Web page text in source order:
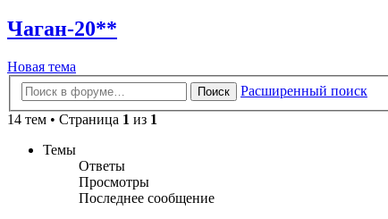
Чаган-20**
Новая тема
Поиск
Расширенный поиск
14 тем • Страница 1 из 1
Темы
Ответы
Просмотры
Последнее сообщение